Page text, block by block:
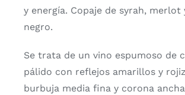
y energía. Copaje de syrah, merlot
negro.
Se trata de un vino espumoso de
pálido con reflejos amarillos y
burbuja media fina y corona